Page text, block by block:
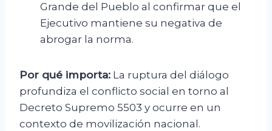
Grande del Pueblo al confirmar que el
Ejecutivo mantiene su negativa de
abrogar la norma.
Por qué importa: La ruptura del diálogo
profundiza el conflicto social en torno al
Decreto Supremo 5503 y ocurre en un
contexto de movilización nacional.